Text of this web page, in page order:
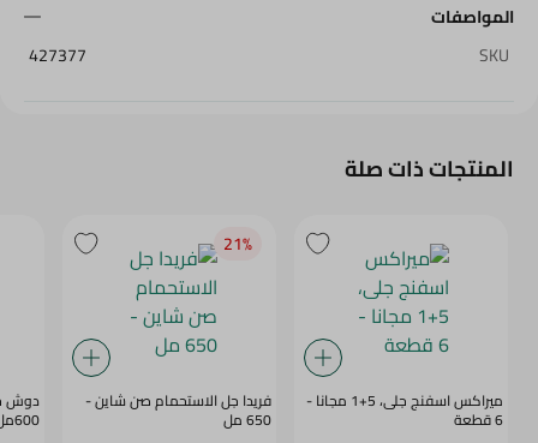
المواصفات
SKU
427377
المنتجات ذات صلة
ميراكس اسفنج جلى، 5+1 مجانا -
6 قطعة
21‎%‎
فريدا جل الاستحمام صن شاين -
650 مل
دوش
600مل